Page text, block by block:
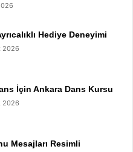
Hediye Deneyimi
2026
İçin Ankara Dans Kursu
2026
Mesajları Resimli